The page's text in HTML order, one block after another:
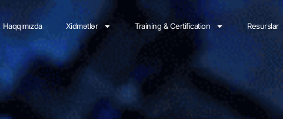
Haqqımızda Xidmətlər Training & Certification Resurslar